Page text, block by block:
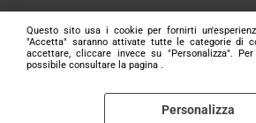
Questo sito usa i cookie per fornirti
"Accetta" saranno attivate tutte le categorie di
accettare, cliccare invece su "Personalizza".
possibile consultare la pagina .
Personalizza
Cookie Policy
Pagamenti